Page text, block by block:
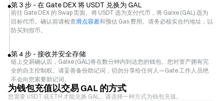
第 3 步 - 在 Gate DEX 将 USDT 兑换为 GAL
前往 Gate DEX 的 Swap 页面。将 USDT 选为支付代币，将 Galxe (GAL) 选为
目标代币。确认前请检查滑点容差和预估 Gas 费用。请务必核实合约地址，以
防买到假币。
第 4 步 - 接收并安全存储
链上交易确认后，Galxe (GAL)将在数分钟内到达您的钱包。您对资产拥有完
全的自主控制权。请妥善备份助记词，切勿分享给任何人—Gate 工作人员绝
不会向您索要助记词。
为钱包充值以交易 GAL 的方式
您需要 USDT 或 ETH 才能兑换 GAL。请选择一种方式为钱包充值。